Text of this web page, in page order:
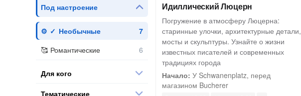
Идиллический Люцерн
Погружение в атмосферу Люцерна:
старинные улочки, архитектурные детали,
мосты и скульптуры. Узнайте о жизни
известных писателей и современных
традициях города
Начало: У Schwanenplatz, перед
магазином Bucherer
Под настроение
Необычные
Романтические
Для кого
Тематические